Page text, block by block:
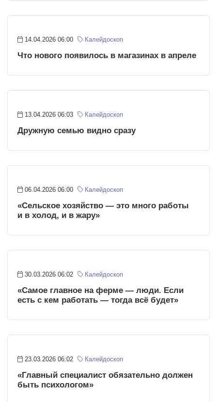
14.04.2026 06:00 Калейдоскоп
Что нового появилось в магазинах в апреле
13.04.2026 06:03 Калейдоскоп
Дружную семью видно сразу
06.04.2026 06:00 Калейдоскоп
«Сельское хозяйство — это много работы
и в холод, и в жару»
30.03.2026 06:02 Калейдоскоп
«Самое главное на ферме — люди. Если
есть с кем работать — тогда всё будет»
23.03.2026 06:02 Калейдоскоп
«Главный специалист обязательно должен
быть психологом»